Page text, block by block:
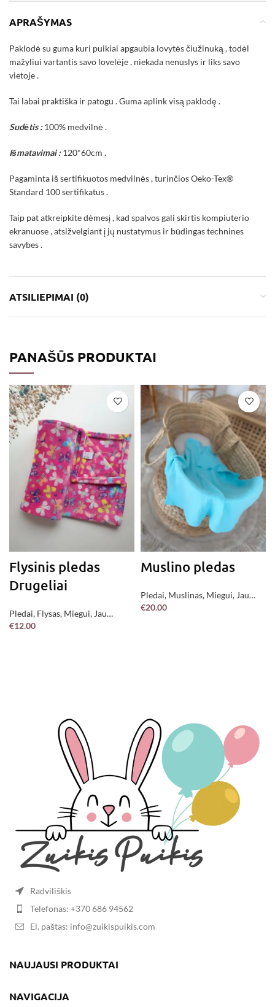
APRAŠYMAS
Paklodė su guma kuri puikiai apgaubia lovytės čiužinuką , todėl
mažyliui vartantis savo lovelėje , niekada nenuslys ir liks savo
vietoje .
Tai labai praktiška ir patogu . Guma aplink visą paklodę .
Sudėtis :100% medvilnė .
Išmatavimai :120*60cm .
Pagaminta iš sertifikuotos medvilnės , turinčios Oeko-Tex®
Standard 100 sertifikatus .
Taip pat atkreipkite dėmesį , kad spalvos gali skirtis kompiuterio
ekranuose , atsižvelgiant į jų nustatymus ir būdingas technines
savybes .
ATSILIEPIMAI (0)
PANAŠŪS PRODUKTAI
Flysinis pledas
Drugeliai
Pledai, Flysas, Miegui, Jau
pagaminta !
€12.00
Muslino pledas
Pledai, Muslinas, Miegui, Jau
pagaminta !
€20.00
Radviliškis
Telefonas: +370 686 94562
El. paštas: info@zuikispuikis.com
NAUJAUSI PRODUKTAI
NAVIGACIJA